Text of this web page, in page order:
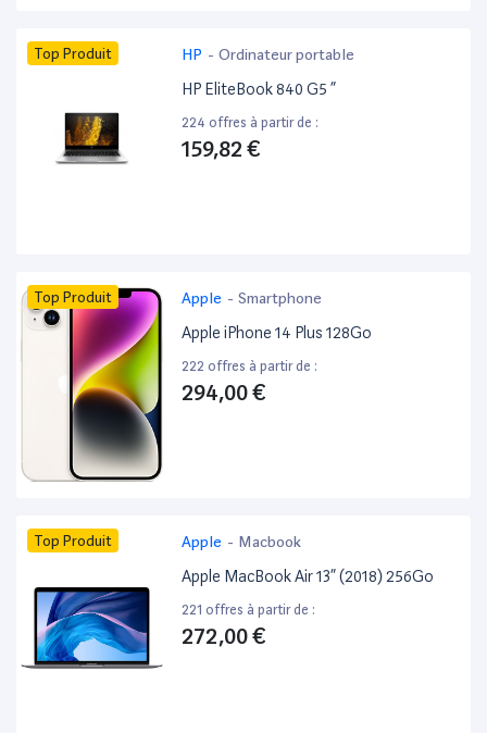
Top Produit HP - Ordinateur portable
HP EliteBook 840 G5 ”
224 offres à partir de :
159,82 €
Top Produit Apple - Smartphone
Apple iPhone 14 Plus 128Go
222 offres à partir de :
294,00 €
Top Produit Apple - Macbook
Apple MacBook Air 13” (2018) 256Go
221 offres à partir de :
272,00 €